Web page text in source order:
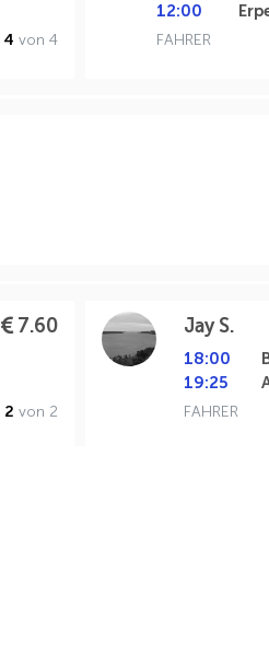
4 von 4
12:00
FAHRER
7.60
2 von 2
Jay S.
18:00
19:25
FAHRER